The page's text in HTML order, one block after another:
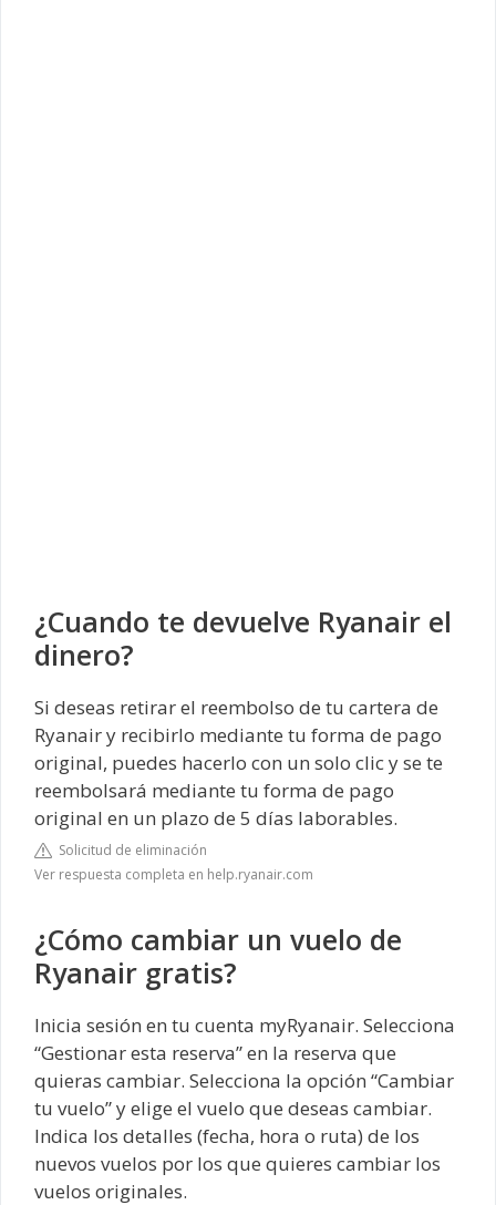
¿Cuando te devuelve Ryanair el
dinero?
Si deseas retirar el reembolso de tu cartera de
Ryanair y recibirlo mediante tu forma de pago
original, puedes hacerlo con un solo clic y se te
reembolsará mediante tu forma de pago
original en un plazo de 5 días laborables.
Solicitud de eliminación
Ver respuesta completa en help.ryanair.com
¿Cómo cambiar un vuelo de
Ryanair gratis?
Inicia sesión en tu cuenta myRyanair. Selecciona
“Gestionar esta reserva” en la reserva que
quieras cambiar. Selecciona la opción “Cambiar
tu vuelo” y elige el vuelo que deseas cambiar.
Indica los detalles (fecha, hora o ruta) de los
nuevos vuelos por los que quieres cambiar los
vuelos originales.